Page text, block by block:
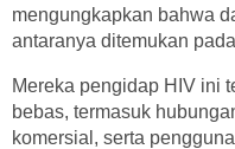
mengungkapkan bahwa
antaranya ditemukan
Mereka pengidap HIV ini
bebas, termasuk
komersial, serta